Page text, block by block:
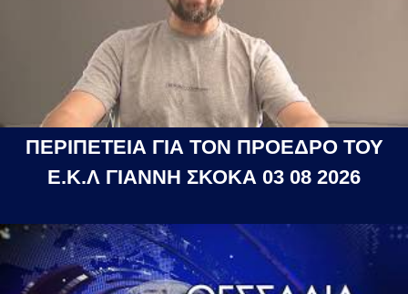
ΠΕΡΙΠΕΤΕΙΑ ΓΙΑ ΤΟΝ ΠΡΟΕΔΡΟ ΤΟΥ
Ε.Κ.Λ ΓΙΑΝΝΗ ΣΚΟΚΑ 03 08 2026